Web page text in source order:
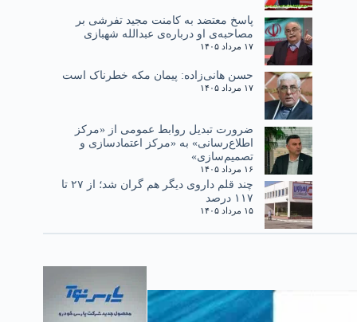
پاسخ معتضد به کامنت مجید تفرشی بر
مصاحبه‌ی او درباره‌ی عبدالله شهبازی
۱۷ مرداد ۱۴۰۵
حسن هانی‌زاده: پیمان مکه خطرناک است
۱۷ مرداد ۱۴۰۵
ضرورت تبدیل روابط عمومی از «مرکز
اطلاع‌رسانی» به «مرکز اعتمادسازی و
تصمیم‌سازی»
۱۶ مرداد ۱۴۰۵
چند قلم داروی دیگر هم گران شد؛ از ۲۷ تا
۱۱۷ درصد
۱۵ مرداد ۱۴۰۵